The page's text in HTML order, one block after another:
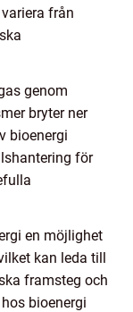
från
genom
bryter ner
bioenergi
för
en möjlighet
kan leda till
framsteg och
bioenergi